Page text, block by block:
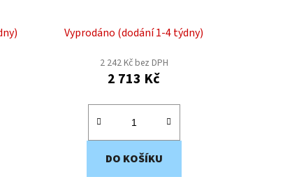
Vyprodáno (dodání 1-4 týdny)
2 242 Kč bez DPH
2 713 Kč
DO KOŠÍKU